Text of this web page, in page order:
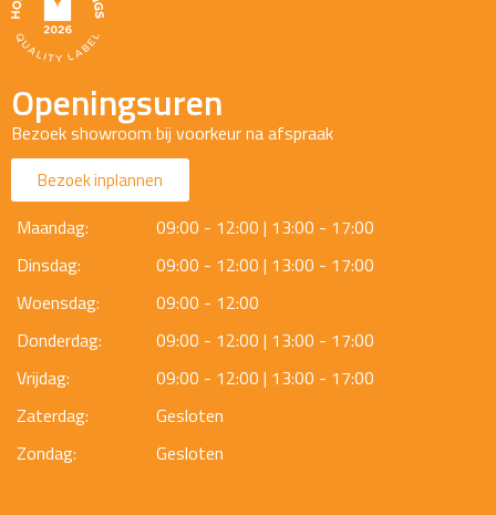
Openingsuren
Bezoek showroom bij voorkeur na afspraak
Bezoek inplannen
Maandag:
09:00 - 12:00 | 13:00 - 17:00
Dinsdag:
09:00 - 12:00 | 13:00 - 17:00
Woensdag:
09:00 - 12:00
Donderdag:
09:00 - 12:00 | 13:00 - 17:00
Vrijdag:
09:00 - 12:00 | 13:00 - 17:00
Zaterdag:
Gesloten
Zondag:
Gesloten